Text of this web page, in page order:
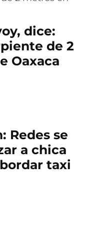
dice:
de 2
Oaxaca
Redes se
a chica
taxi